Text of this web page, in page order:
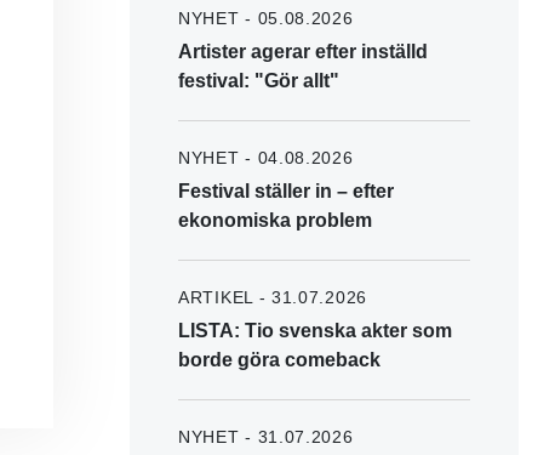
NYHET - 05.08.2026
Artister agerar efter inställd
festival: "Gör allt"
NYHET - 04.08.2026
Festival ställer in – efter
ekonomiska problem
ARTIKEL - 31.07.2026
LISTA: Tio svenska akter som
borde göra comeback
NYHET - 31.07.2026